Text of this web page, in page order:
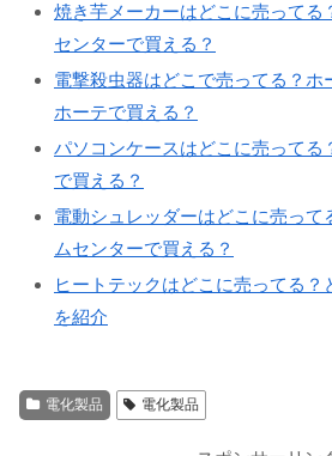
焼き芋メーカーはどこに売ってる
センターで買える？
電撃殺虫器はどこで売ってる？ホ
ホーテで買える？
パソコンケースはどこに売ってる
で買える？
電動シュレッダーはどこに売って
ムセンターで買える？
ヒートテックはどこに売ってる
を紹介
電化製品 電化製品